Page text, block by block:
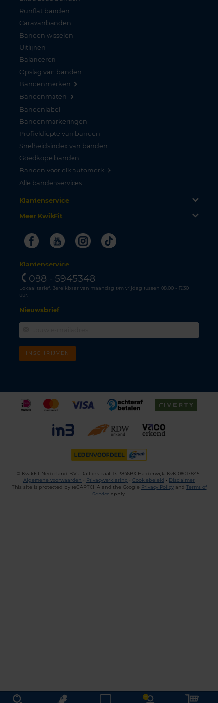
Runflat banden
Caravanbanden
Banden wisselen
Uitlijnen
Balanceren
Opslag van banden
Bandenmerken
Bandenmaten
Bandenlabel
Bandenmarkeringen
Profieldiepte van banden
Snelheidsindex van banden
Goedkope banden
Banden voor elk automerk
Alle bandenservices
Klantenservice
Meer KwikFit
FacebookYoutubeInstagram
Tiktok
Klantenservice
088 - 5945348
Lokaal tarief. Bereikbaar van maandag t/m vrijdag tussen 08.00 - 17.30
uur.
Nieuwsbrief
INSCHRIJVEN
©
KwikFit Nederland B.V., Daltonstraat 17, 3846BX Harderwijk, KvK 08017845 |
Algemene voorwaarden • Privacyverklaring • Cookiebeleid • Disclaimer
This site is protected by reCAPTCHA and the Google Privacy Policyand Terms of
Service apply.